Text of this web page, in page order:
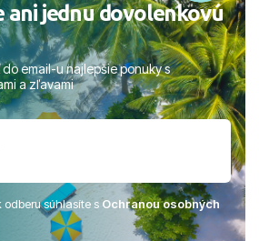
ani jednu dovolenkovú
email-u najlepšie ponuky s
a zľavami
odberu súhlasíte sOchranou osobných